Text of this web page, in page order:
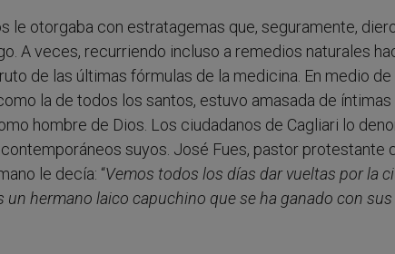
le otorgaba con estratagemas que, seguramente,
A veces, recurriendo incluso a remedios naturales
de las últimas fórmulas de la medicina. En medio
la de todos los santos, estuvo amasada de íntimas
hombre de Dios. Los ciudadanos de Cagliari lo
suyos. José Fues, pastor protestante
le decía: “Vemos todos los días dar vueltas por la
hermano laico capuchino que se ha ganado con